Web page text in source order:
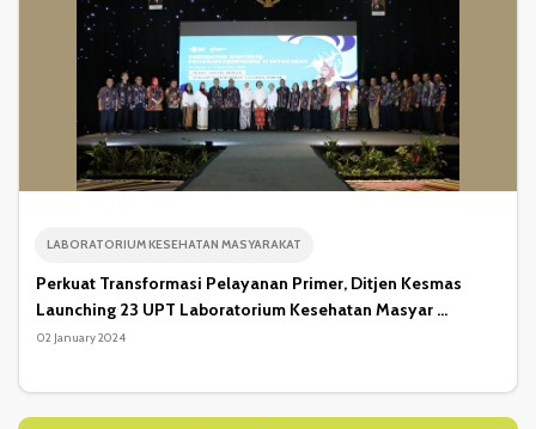
LABORATORIUM KESEHATAN MASYARAKAT
Perkuat Transformasi Pelayanan Primer, Ditjen Kesmas
Launching 23 UPT Laboratorium Kesehatan Masyar ...
02 January 2024